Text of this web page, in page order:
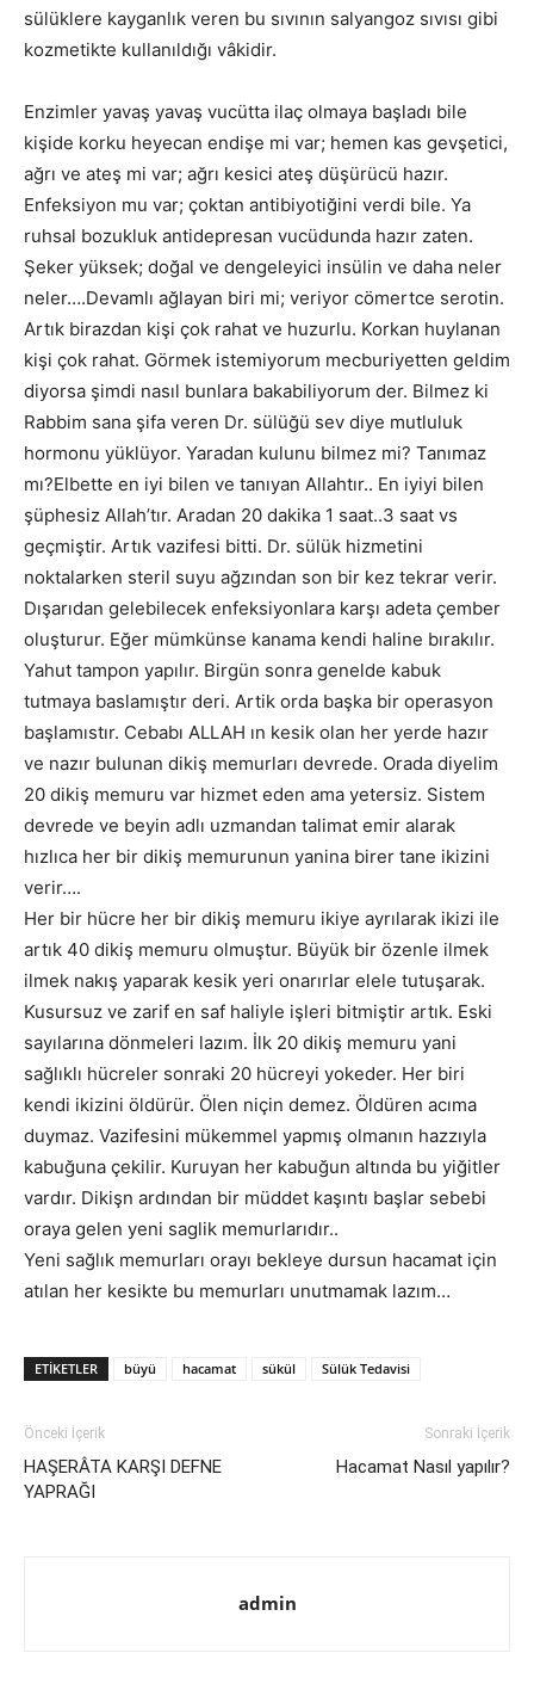
sülüklere kayganlık veren bu sıvının salyangoz sıvısı gibi
kozmetikte kullanıldığı vâkidir.
Enzimler yavaş yavaş vucütta ilaç olmaya başladı bile
kişide korku heyecan endişe mi var; hemen kas gevşetici,
ağrı ve ateş mi var; ağrı kesici ateş düşürücü hazır.
Enfeksiyon mu var; çoktan antibiyotiğini verdi bile. Ya
ruhsal bozukluk antidepresan vucüdunda hazır zaten.
Şeker yüksek; doğal ve dengeleyici insülin ve daha neler
neler….Devamlı ağlayan biri mi; veriyor cömertce serotin.
Artık birazdan kişi çok rahat ve huzurlu. Korkan huylanan
kişi çok rahat. Görmek istemiyorum mecburiyetten geldim
diyorsa şimdi nasıl bunlara bakabiliyorum der. Bilmez ki
Rabbim sana şifa veren Dr. sülüğü sev diye mutluluk
hormonu yüklüyor. Yaradan kulunu bilmez mi? Tanımaz
mı?Elbette en iyi bilen ve tanıyan Allahtır.. En iyiyi bilen
şüphesiz Allah’tır. Aradan 20 dakika 1 saat..3 saat vs
geçmiştir. Artık vazifesi bitti. Dr. sülük hizmetini
noktalarken steril suyu ağzından son bir kez tekrar verir.
Dışarıdan gelebilecek enfeksiyonlara karşı adeta çember
oluşturur. Eğer mümkünse kanama kendi haline bırakılır.
Yahut tampon yapılır. Birgün sonra genelde kabuk
tutmaya baslamıştır deri. Artik orda başka bir operasyon
başlamıstır. Cebabı ALLAH ın kesik olan her yerde hazır
ve nazır bulunan dikiş memurları devrede. Orada diyelim
20 dikiş memuru var hizmet eden ama yetersiz. Sistem
devrede ve beyin adlı uzmandan talimat emir alarak
hızlıca her bir dikiş memurunun yanina birer tane ikizini
verir….
Her bir hücre her bir dikiş memuru ikiye ayrılarak ikizi ile
artık 40 dikiş memuru olmuştur. Büyük bir özenle ilmek
ilmek nakış yaparak kesik yeri onarırlar elele tutuşarak.
Kusursuz ve zarif en saf haliyle işleri bitmiştir artık. Eski
sayılarına dönmeleri lazım. İlk 20 dikiş memuru yani
sağlıklı hücreler sonraki 20 hücreyi yokeder. Her biri
kendi ikizini öldürür. Ölen niçin demez. Öldüren acıma
duymaz. Vazifesini mükemmel yapmış olmanın hazzıyla
kabuğuna çekilir. Kuruyan her kabuğun altında bu yiğitler
vardır. Dikişn ardından bir müddet kaşıntı başlar sebebi
oraya gelen yeni saglik memurlarıdır..
Yeni sağlık memurları orayı bekleye dursun hacamat için
atılan her kesikte bu memurları unutmamak lazım…
ETIKETLER büyü hacamat sükül Sülük Tedavisi
Önceki İçerik
HAŞERÂTA KARŞI DEFNE
YAPRAĞI
Sonraki İçerik
Hacamat Nasıl yapılır?
admin